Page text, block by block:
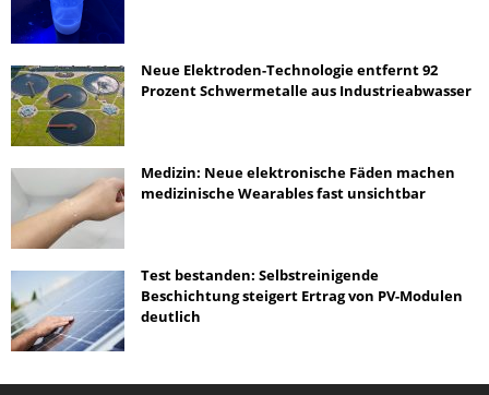
Neue Elektroden-Technologie entfernt 92
Prozent Schwermetalle aus Industrieabwasser
Medizin: Neue elektronische Fäden machen
medizinische Wearables fast unsichtbar
Test bestanden: Selbstreinigende
Beschichtung steigert Ertrag von PV-Modulen
deutlich